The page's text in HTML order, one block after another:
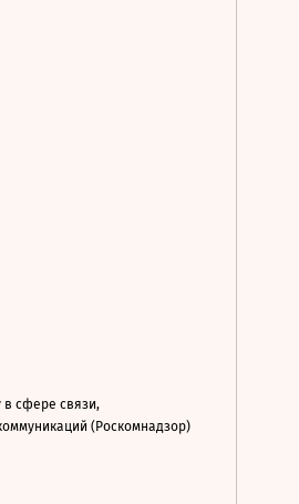
сфере связи,
(Роскомнадзор)